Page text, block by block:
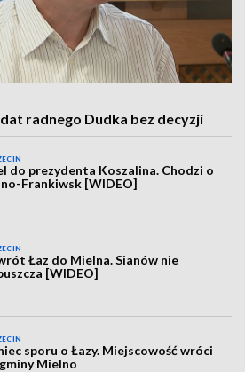
radnego Dudka bez decyzji
do prezydenta Koszalina. Chodzi o
Frankiwsk [WIDEO]
Łaz do Mielna. Sianów nie
[WIDEO]
sporu o Łazy. Miejscowość wróci
Mielno